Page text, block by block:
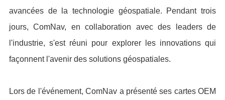
avancées de la technologie géospatiale. Pendant trois
jours, ComNav, en collaboration avec des leaders de
l'industrie, s'est réuni pour explorer les innovations qui
façonnent l'avenir des solutions géospatiales.
Lors de l'événement, ComNav a présenté ses cartes OEM